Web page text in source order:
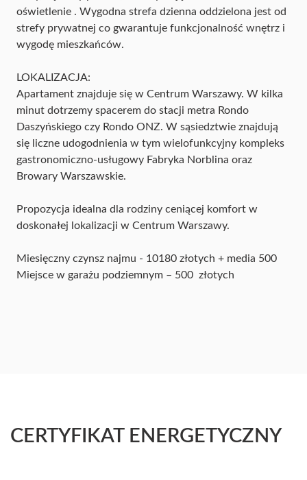
oświetlenie . Wygodna strefa dzienna oddzielona jest od
strefy prywatnej co gwarantuje funkcjonalność wnętrz i
wygodę mieszkańców.
LOKALIZACJA:
Apartament znajduje się w Centrum Warszawy. W kilka
minut dotrzemy spacerem do stacji metra Rondo
Daszyńskiego czy Rondo ONZ. W sąsiedztwie znajdują
się liczne udogodnienia w tym wielofunkcyjny kompleks
gastronomiczno-usługowy Fabryka Norblina oraz
Browary Warszawskie.
Propozycja idealna dla rodziny ceniącej komfort w
doskonałej lokalizacji w Centrum Warszawy.
Miesięczny czynsz najmu - 10180 złotych + media 500
Miejsce w garażu podziemnym – 500 złotych
CERTYFIKAT ENERGETYCZNY